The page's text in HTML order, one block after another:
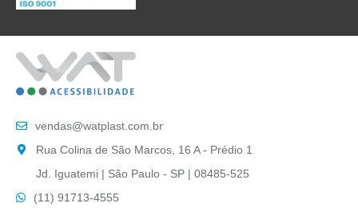
vendas@watplast.com.br
Rua Colina de São Marcos, 16 A - Prédio 1
Jd. Iguatemi | São Paulo - SP | 08485-525
(11) 91713-4555